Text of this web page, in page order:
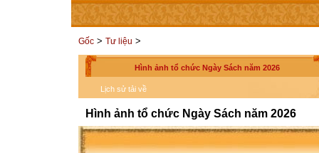
TRANG CHỦ THÀNH VIÊN LIÊN HỆ CÁC
Gốc > Tư liệu >
Hình ảnh tổ chức Ngày Sách năm 2026
Lịch sử tải về
Hình ảnh tổ chức Ngày Sách năm 2026